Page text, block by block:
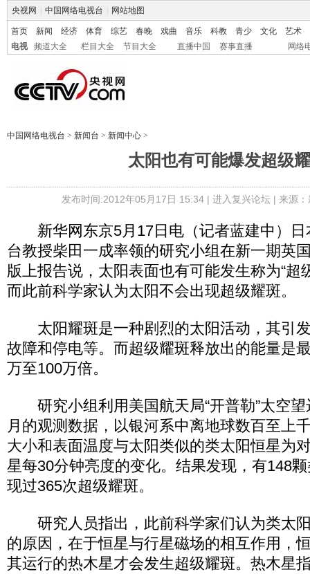
央视网 中国网络电视台 网站地图
首页 新闻 经济 体育 综艺 春晚 戏曲 音乐 科教 青少 文化
艺术
电视
频道大全 栏目大全 节目大全 直播中国 赛事直播 网络
中国网络电视台 > 新闻台 > 新闻中心 >
太阳也有可能爆发超级
发布时间:2012年05月17日 15:34 | 进入复兴论坛| 来源
新华网东京5月17日电（记者蓝建中）日
台教授柴田一成率领的研究小组在新一期英
版上报告说，太阳表面也有可能发生称为“超
而此前科学家认为太阳不会出现超级耀斑。
太阳耀斑是一种剧烈的太阳活动，其引
故障和停电等。而超级耀斑释放出的能量是
万至100万倍。
研究小组利用美国航天局“开普勒”太空望
月的观测数据，以银河系中离地球数百至上
大小和表面温度与太阳类似的类太阳恒星为
星每30分钟亮度的变化。结果发现，有148
现过365次超级耀斑。
研究人员指出，此前科学家们认为类太
的原因，在于恒星与行星磁场的相互作用，
其运行的热木星才会发生超级耀斑。热木星